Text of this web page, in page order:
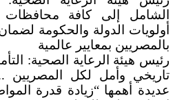
الشامل إلى كافة محافظات
أولويات الدولة والحكومة
بالمصريين بمعايير عالمية
رئيس هيئة الرعاية الصحية:
تاريخي وأمل لكل المصريين ..
عديدة أهمها “زيادة قدرة